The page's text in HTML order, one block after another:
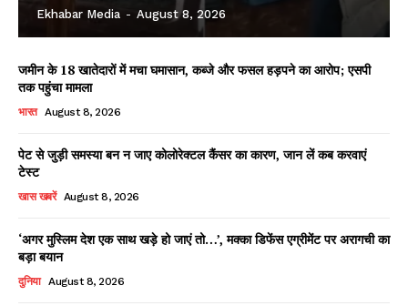
Ekhabar Media - August 8, 2026
जमीन के 18 खातेदारों में मचा घमासान, कब्जे और फसल हड़पने का आरोप; एसपी
तक पहुंचा मामला
भारत August 8, 2026
पेट से जुड़ी समस्या बन न जाए कोलोरेक्टल कैंसर का कारण, जान लें कब करवाएं
टेस्ट
खास खबरें August 8, 2026
‘अगर मुस्लिम देश एक साथ खड़े हो जाएं तो…’, मक्का डिफेंस एग्रीमेंट पर अरागची का
बड़ा बयान
दुनिया August 8, 2026